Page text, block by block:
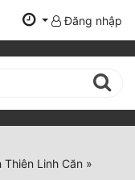
Đăng nhập
Linh Căn »